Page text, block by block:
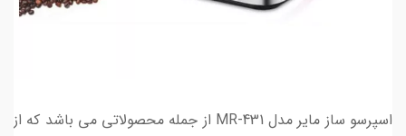
اسپرسو ساز مایر مدل MR-431 از جمله محصولاتی می باشد که از